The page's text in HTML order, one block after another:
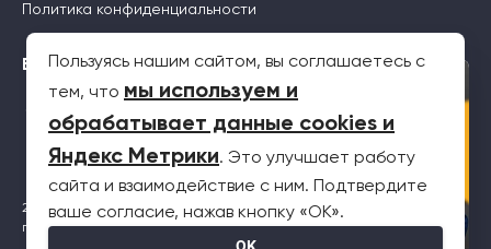
Политика конфиденциальности
Будьте с нами
2026 © Все права защищены. Информация на сайте не является
публичной офертой
Пользуясь нашим сайтом, вы соглашаетесь с
тем, что мы используем и
обрабатывает данные cookies и
Яндекс Метрики. Это улучшает работу
сайта и взаимодействие с ним. Подтвердите
ваше согласие, нажав кнопку «OK».